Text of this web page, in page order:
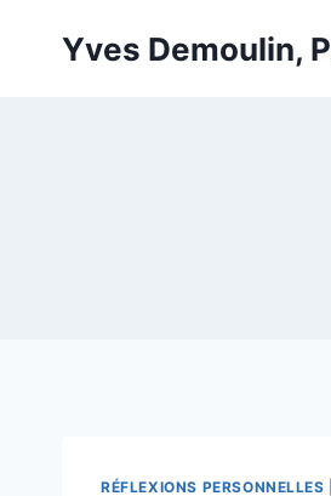
Yves Demoulin,
RÉFLEXIONS PERSONNELLES